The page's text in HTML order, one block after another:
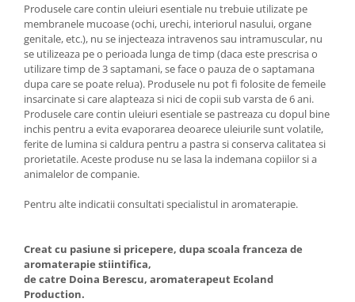
Produsele care contin uleiuri esentiale nu trebuie utilizate pe
membranele mucoase (ochi, urechi, interiorul nasului, organe
genitale, etc.), nu se injecteaza intravenos sau intramuscular, nu
se utilizeaza pe o perioada lunga de timp (daca este prescrisa o
utilizare timp de 3 saptamani, se face o pauza de o saptamana
dupa care se poate relua). Produsele nu pot fi folosite de femeile
insarcinate si care alapteaza si nici de copii sub varsta de 6 ani.
Produsele care contin uleiuri esentiale se pastreaza cu dopul bine
inchis pentru a evita evaporarea deoarece uleiurile sunt volatile,
ferite de lumina si caldura pentru a pastra si conserva calitatea si
prorietatile. Aceste produse nu se lasa la indemana copiilor si a
animalelor de companie.
Pentru alte indicatii consultati specialistul in aromaterapie.
Creat cu pasiune si pricepere, dupa scoala franceza de
aromaterapie stiintifica,
de catre Doina Berescu, aromaterapeut Ecoland
Production.